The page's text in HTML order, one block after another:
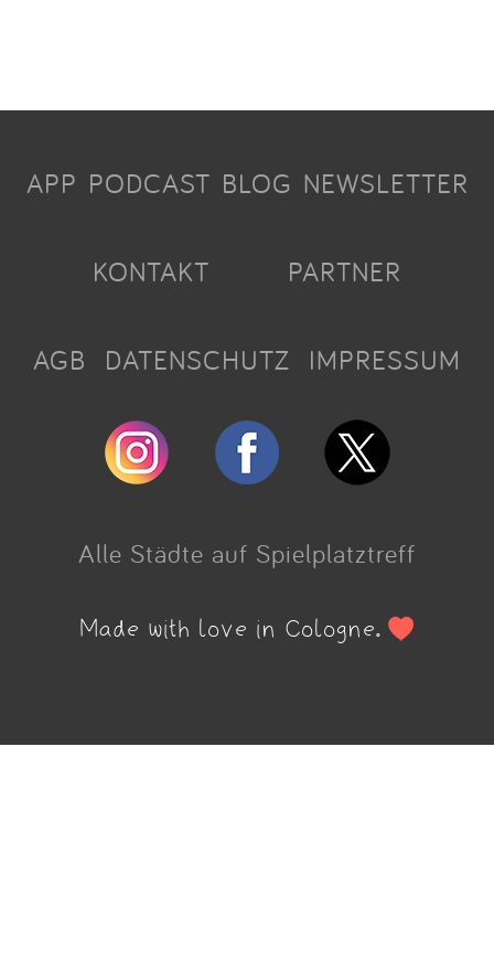
APP PODCAST BLOG NEWSLETTER
KONTAKT PARTNER
AGB DATENSCHUTZ IMPRESSUM
Alle Städte auf Spielplatztreff
Made with love in Cologne.